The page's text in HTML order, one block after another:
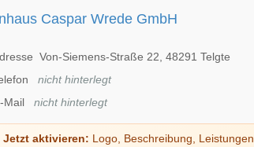
Caspar Wrede GmbH
Von-Siemens-Straße 22, 48291 Telgte
nicht hinterlegt
Mail
nicht hinterlegt
Jetzt aktivieren: Logo, Beschreibung, Leistungen,